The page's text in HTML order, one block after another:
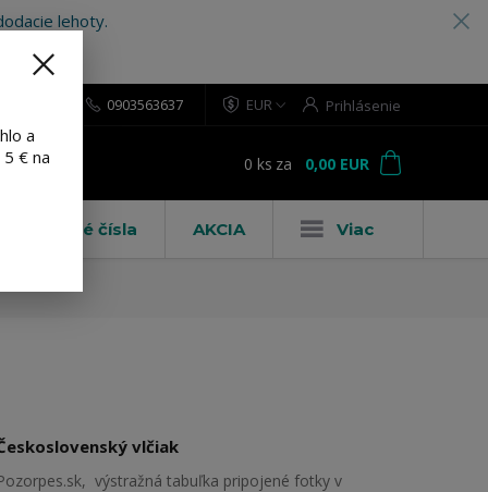
lehoty.
EUR Prihlásenie
0903563637
0 ks za 0,00 EUR
Domové čísla AKCIA Viac
vlčiak
výstražná tabuľka pripojené fotky v
a
€ na